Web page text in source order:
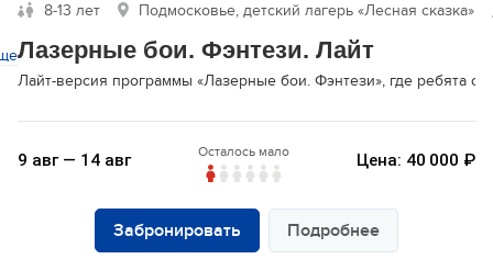
8-13 лет Подмосковье, детский лагерь «Лесная сказка»
Лазерные бои. Фэнтези. Лайт
Лайт-версия программы «Лазерные бои. Фэнтези», где ребята
9 авг — 14 авг Осталось мало Цена: 40 000 ₽
Забронировать Подробнее